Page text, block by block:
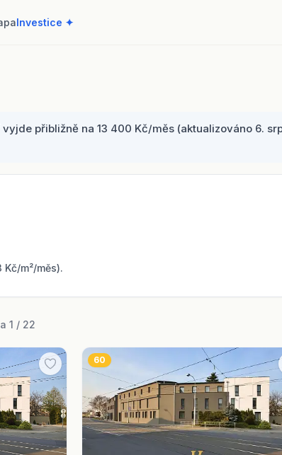
Investice ✦
přibližně na 13 400 Kč/měs (aktualizováno 6.
m²/měs).
1 / 22
60